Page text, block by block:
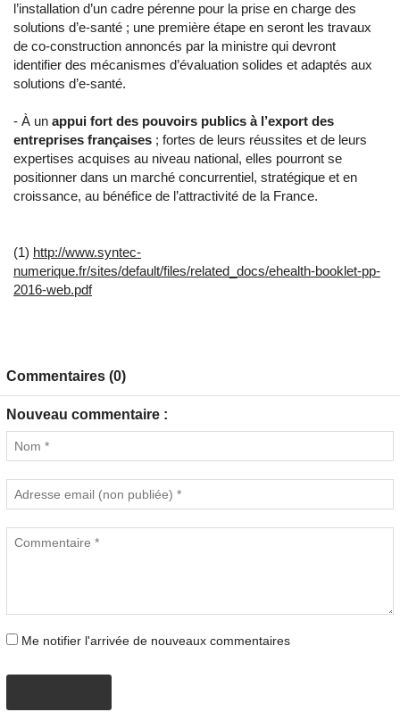
l’installation d’un cadre pérenne pour la prise en charge des
solutions d’e-santé ; une première étape en seront les travaux
de co-construction annoncés par la ministre qui devront
identifier des mécanismes d’évaluation solides et adaptés aux
solutions d’e-santé.
- À un appui fort des pouvoirs publics à l’export des
entreprises françaises ; fortes de leurs réussites et de leurs
expertises acquises au niveau national, elles pourront se
positionner dans un marché concurrentiel, stratégique et en
croissance, au bénéfice de l’attractivité de la France.
(1) http://www.syntec-
numerique.fr/sites/default/files/related_docs/ehealth-booklet-pp-
2016-web.pdf
Commentaires (0)
Nouveau commentaire :
Me notifier l'arrivée de nouveaux commentaires